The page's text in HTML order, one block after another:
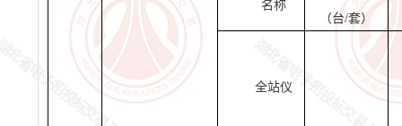
名称
（台/套）
全站仪